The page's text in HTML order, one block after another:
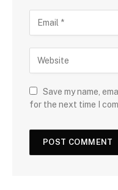
Save my name,
for the next time I